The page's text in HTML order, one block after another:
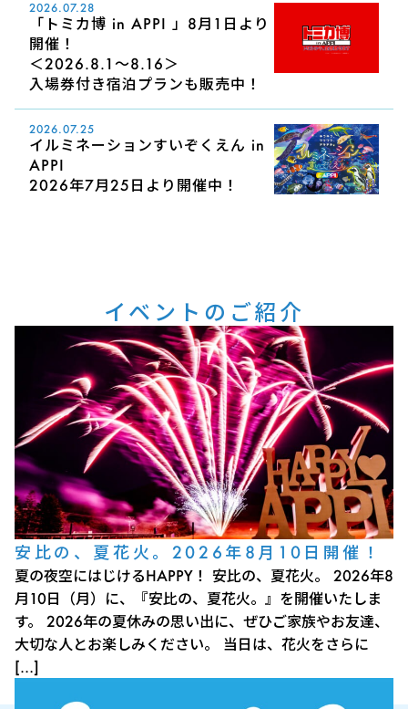
2026.07.28
「トミカ博 in APPI 」8月1日より
開催！
＜2026.8.1～8.16＞
入場券付き宿泊プランも販売中！
2026.07.25
イルミネーションすいぞくえん in
APPI
2026年7月25日より開催中！
イベントのご紹介
安比の、夏花火。2026年8月10日開催！
夏の夜空にはじけるHAPPY！ 安比の、夏花火。 2026年8
月10日（月）に、『安比の、夏花火。』を開催いたしま
す。 2026年の夏休みの思い出に、ぜひご家族やお友達、
大切な人とお楽しみください。 当日は、花火をさらに
[…]